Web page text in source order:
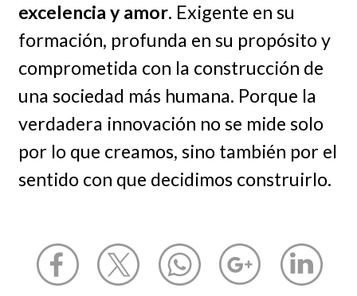
excelencia y amor. Exigente en su
formación, profunda en su propósito y
comprometida con la construcción de
una sociedad más humana. Porque la
verdadera innovación no se mide solo
por lo que creamos, sino también por el
sentido con que decidimos construirlo.